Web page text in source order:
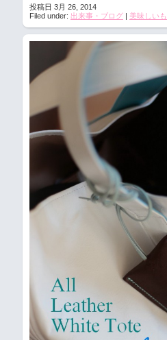
投稿日 3月 26, 2014
Filed under: 出来事・ブログ| 美味しい